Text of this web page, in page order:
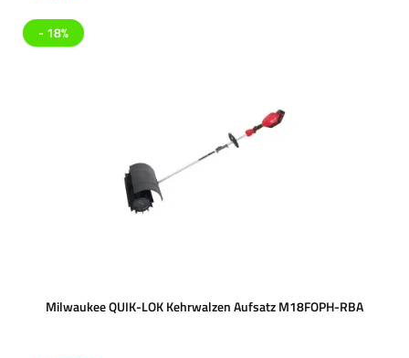
- 18%
Milwaukee QUIK-LOK Kehrwalzen Aufsatz M18FOPH-RBA